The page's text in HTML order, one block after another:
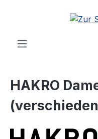
Zum Hauptinhalt
HAKRO